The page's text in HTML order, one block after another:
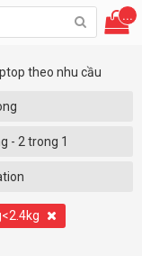
...
theo nhu cầu
- 2 trong 1